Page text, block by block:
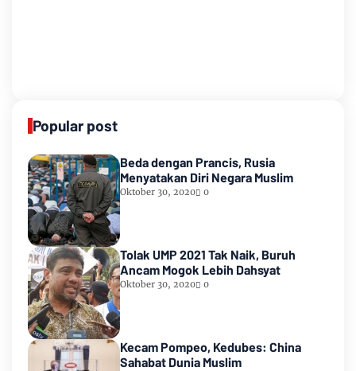
Popular post
Beda dengan Prancis, Rusia
Menyatakan Diri Negara Muslim
Oktober 30, 2020 0
Tolak UMP 2021 Tak Naik, Buruh
Ancam Mogok Lebih Dahsyat
Oktober 30, 2020 0
Kecam Pompeo, Kedubes: China
Sahabat Dunia Muslim